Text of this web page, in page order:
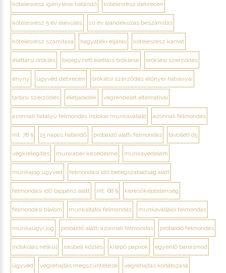
kötelesrész igénylése határidő kötelesrész debrecen
kötelesrész 5 év elévülés 10 év ajándékozás beszámítás
kötelesrész számítása hagyatéki eljárás kötelesrész kamat
élettársi öröklés bejegyzett élettárs öröklése öröklési szerződés
ényny ügyvéd debrecen öröklési szerződés előnyei hátrányai
tartási szerződés életjáradék végrendelet alternatívái
azonnali hatályú felmondás indokai munkavállaló azonnali felmondás
mt. 78 § 15 napos határidő próbaidő alatti felmondás távolléti díj
végkielégítés munkabér késedelme munkavédelem
munkajog ügyvéd felmondási idő betegszabadság alatt
felmondási idő táppénz alatt mt. 68 § keresőképtelenség
felmondási tilalom munkáltatói felmondás munkavállalói felmondás
munkaügyi jog próbaidő alatti azonnali felmondás próbaidő felmondás
indokolás nélkül írásbeli közlés kilépő papírok egyenlő bánásmód
ügyvéd végrehajtás megszüntetése végrehajtás korlátozása